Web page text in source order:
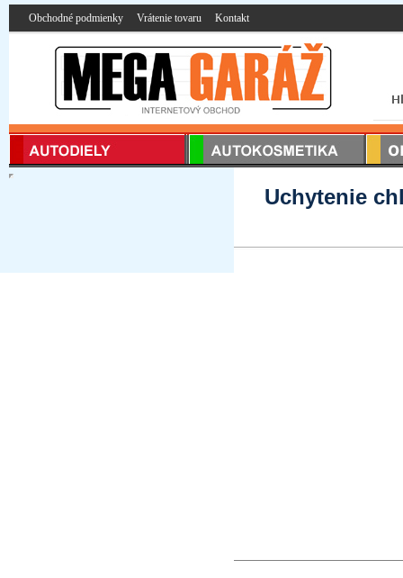
Obchodné podmienky Vrátenie tovaru Kontakt
Uchytenie